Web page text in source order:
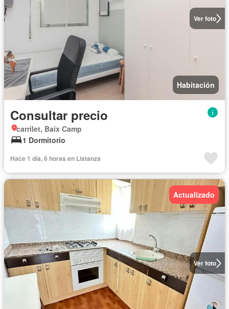
Ver foto
Habitación
Consultar precio
carrilet, Baix Camp
1 Dormitorio
Hace 1 día, 6 horas en Listanza
Ver foto
Actualizado